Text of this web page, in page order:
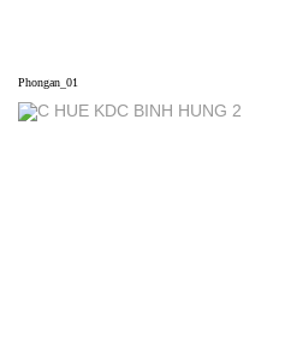
Phongan_01